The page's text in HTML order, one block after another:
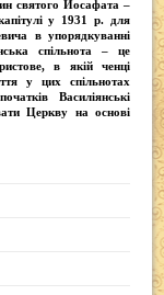
святого Йосафата –
у 1931 р. для
в упорядкуванні
спільнота – це
в якій ченці
у цих спільнотах
Василіянські
Церкву на основі